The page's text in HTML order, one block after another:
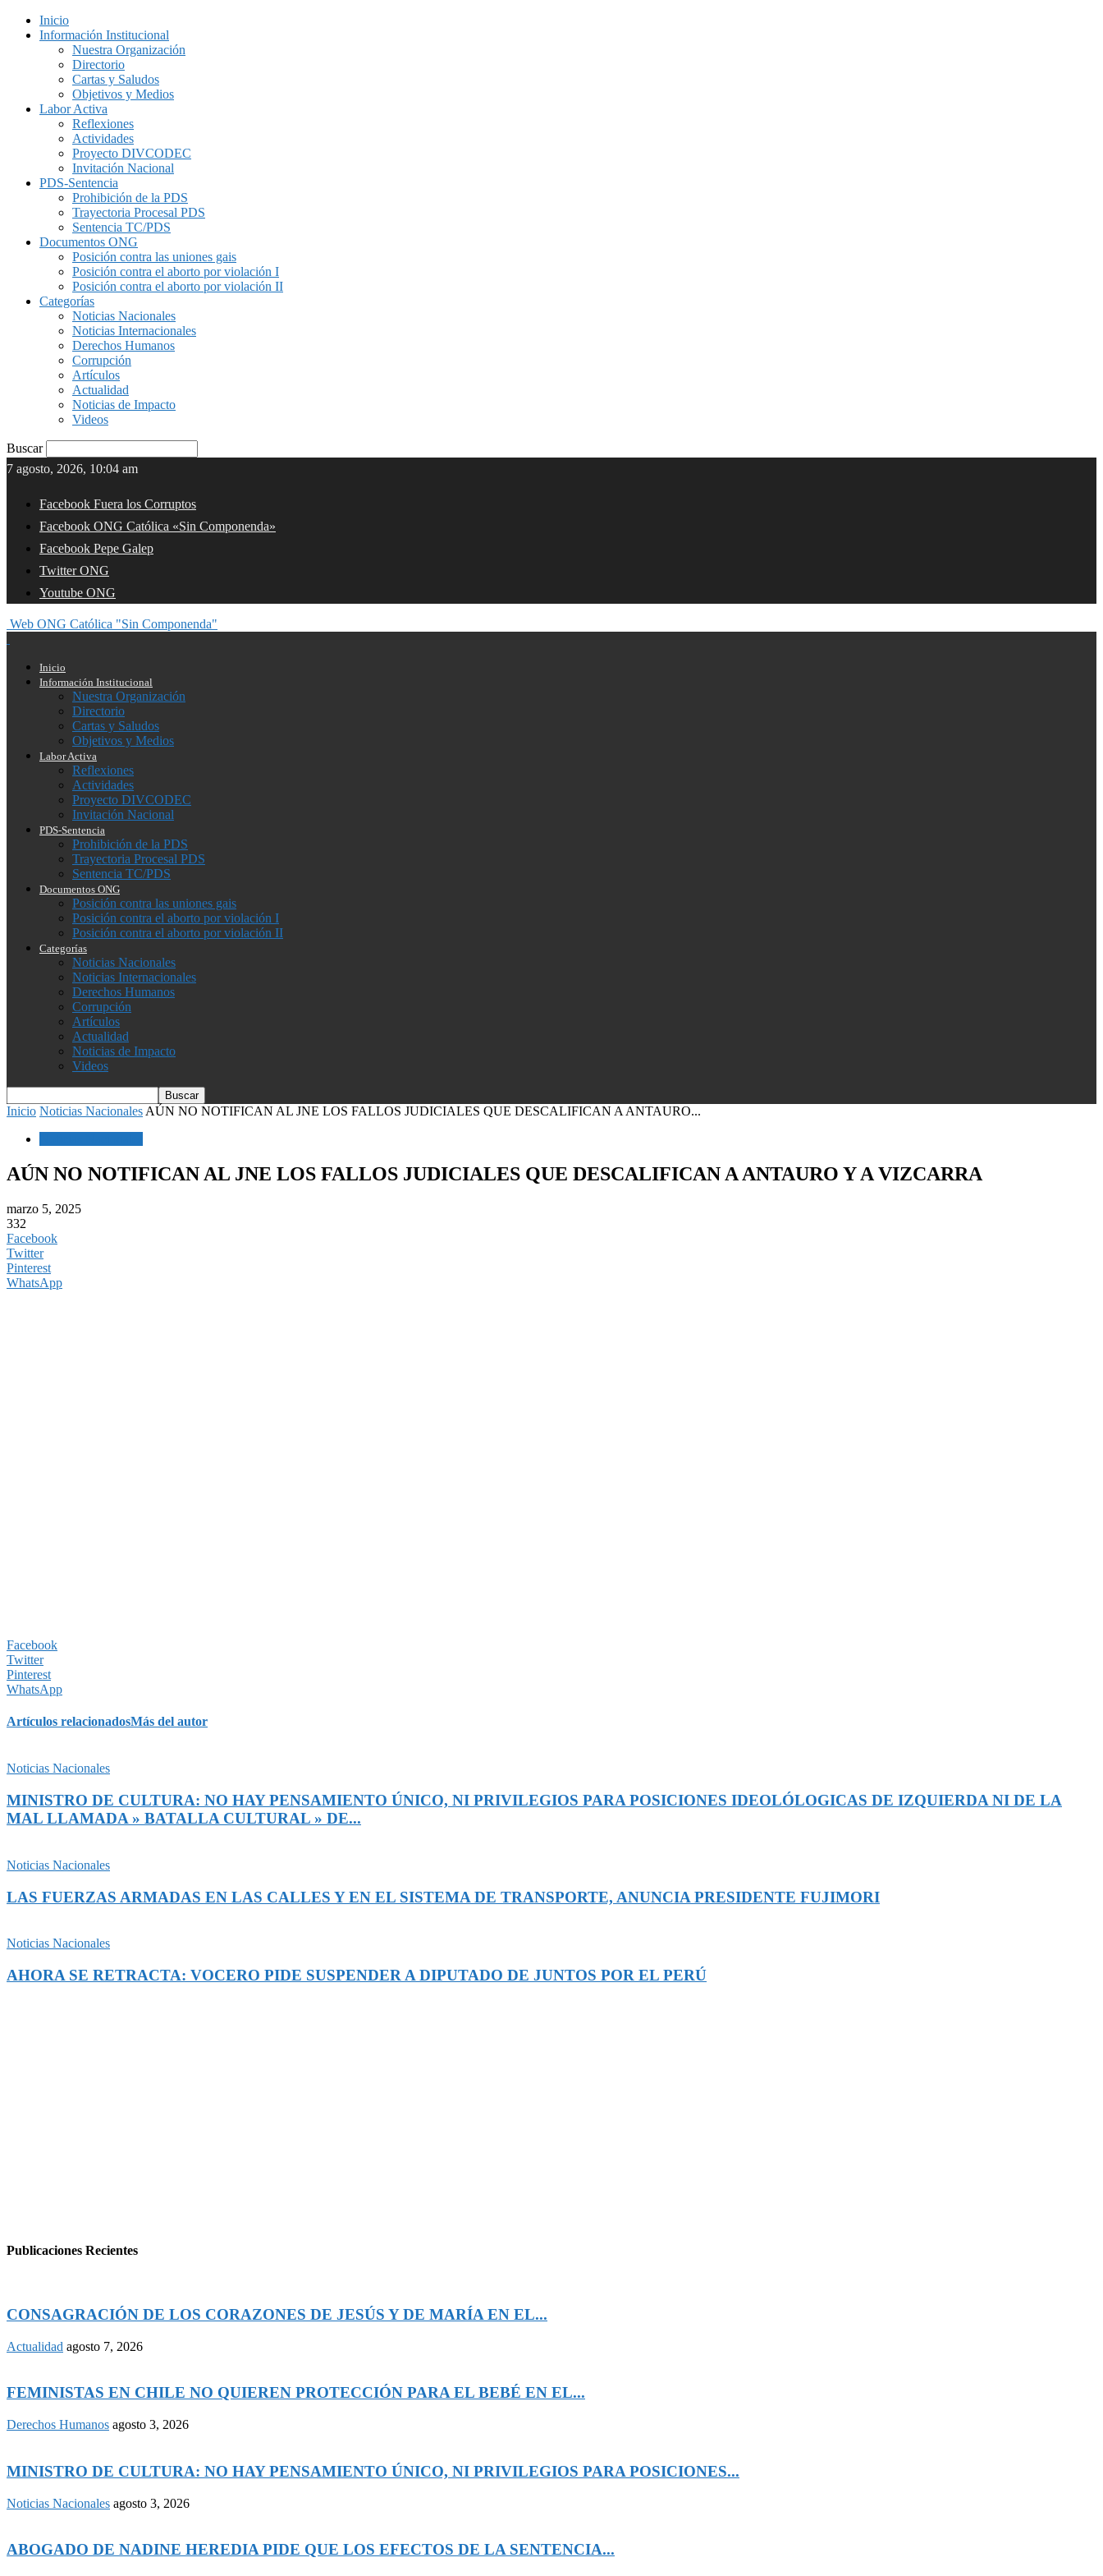
Inicio
Información Institucional
Nuestra Organización
Directorio
Cartas y Saludos
Objetivos y Medios
Labor Activa
Reflexiones
Actividades
Proyecto DIVCODEC
Invitación Nacional
PDS-Sentencia
Prohibición de la PDS
Trayectoria Procesal PDS
Sentencia TC/PDS
Documentos ONG
Posición contra las uniones gais
Posición contra el aborto por violación I
Posición contra el aborto por violación II
Categorías
Noticias Nacionales
Noticias Internacionales
Derechos Humanos
Corrupción
Artículos
Actualidad
Noticias de Impacto
Videos
Buscar
7 agosto, 2026, 10:04 am
Facebook Fuera los Corruptos
Facebook ONG Católica «Sin Componenda»
Facebook Pepe Galep
Twitter ONG
Youtube ONG
Web ONG Católica "Sin Componenda"
Inicio
Información Institucional
Nuestra Organización
Directorio
Cartas y Saludos
Objetivos y Medios
Labor Activa
Reflexiones
Actividades
Proyecto DIVCODEC
Invitación Nacional
PDS-Sentencia
Prohibición de la PDS
Trayectoria Procesal PDS
Sentencia TC/PDS
Documentos ONG
Posición contra las uniones gais
Posición contra el aborto por violación I
Posición contra el aborto por violación II
Categorías
Noticias Nacionales
Noticias Internacionales
Derechos Humanos
Corrupción
Artículos
Actualidad
Noticias de Impacto
Videos
Inicio Noticias Nacionales AÚN NO NOTIFICAN AL JNE LOS FALLOS JUDICIALES QUE DESCALIFICAN A ANTAURO...
AÚN NO NOTIFICAN AL JNE LOS FALLOS JUDICIALES QUE DESCALIFICAN A ANTAURO Y A VIZCARRA
marzo 5, 2025
332
Facebook
Twitter
Pinterest
WhatsApp
Facebook
Twitter
Pinterest
WhatsApp
Artículos relacionadosMás del autor
Noticias Nacionales
MINISTRO DE CULTURA: NO HAY PENSAMIENTO ÚNICO, NI PRIVILEGIOS PARA POSICIONES IDEOLÓLOGICAS DE IZQUIERDA NI DE LA
MAL LLAMADA » BATALLA CULTURAL » DE...
Noticias Nacionales
LAS FUERZAS ARMADAS EN LAS CALLES Y EN EL SISTEMA DE TRANSPORTE, ANUNCIA PRESIDENTE FUJIMORI
Noticias Nacionales
AHORA SE RETRACTA: VOCERO PIDE SUSPENDER A DIPUTADO DE JUNTOS POR EL PERÚ
Publicaciones Recientes
CONSAGRACIÓN DE LOS CORAZONES DE JESÚS Y DE MARÍA EN EL...
Actualidad agosto 7, 2026
FEMINISTAS EN CHILE NO QUIEREN PROTECCIÓN PARA EL BEBÉ EN EL...
Derechos Humanos agosto 3, 2026
MINISTRO DE CULTURA: NO HAY PENSAMIENTO ÚNICO, NI PRIVILEGIOS PARA POSICIONES...
Noticias Nacionales agosto 3, 2026
ABOGADO DE NADINE HEREDIA PIDE QUE LOS EFECTOS DE LA SENTENCIA...